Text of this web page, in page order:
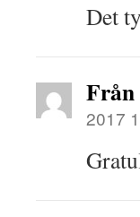
Det
Från
2017